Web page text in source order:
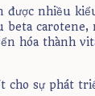
được nhiều
beta carotene,
hóa thành
cho sự phát